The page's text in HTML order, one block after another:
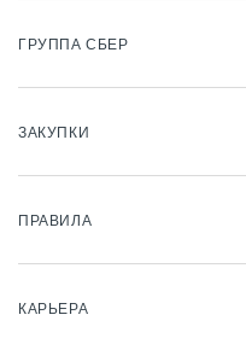
ГРУППА СБЕР
ЗАКУПКИ
ПРАВИЛА
КАРЬЕРА